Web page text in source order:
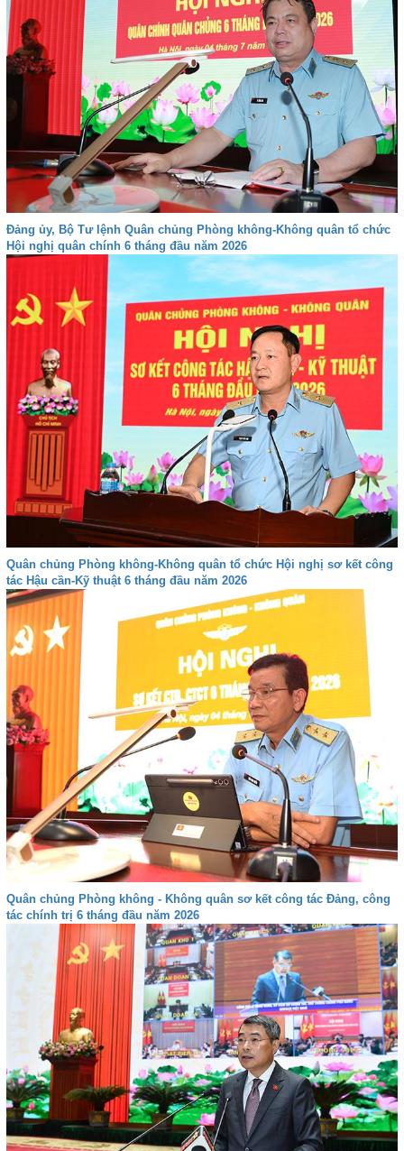
Đảng ủy, Bộ Tư lệnh Quân chủng Phòng không-Không quân tổ chức
Hội nghị quân chính 6 tháng đầu năm 2026
Quân chủng Phòng không-Không quân tổ chức Hội nghị sơ kết công
tác Hậu cần-Kỹ thuật 6 tháng đầu năm 2026
Quân chủng Phòng không - Không quân sơ kết công tác Đảng, công
tác chính trị 6 tháng đầu năm 2026